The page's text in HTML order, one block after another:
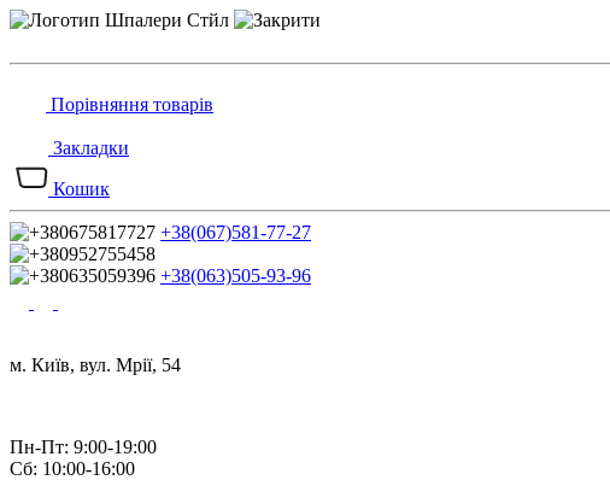
Порівняння товарів
Закладки
Кошик
+38(067)581-77-27
+38(063)505-93-96
м. Київ, вул. Мрії, 54
Пн-Пт: 9:00-19:00
Сб: 10:00-16:00